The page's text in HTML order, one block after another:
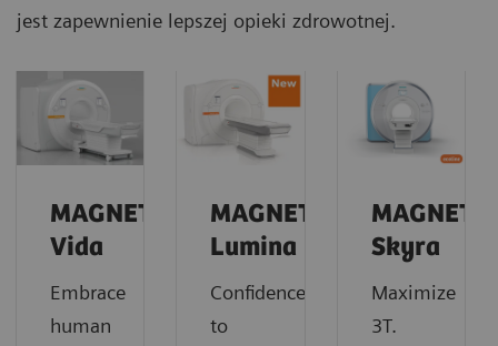
jest zapewnienie lepszej opieki zdrowotnej.
MAGNETOM
Vida
Embrace
human
MAGNETOM
Lumina
Confidence
to
Skyra
Maximize
3T.